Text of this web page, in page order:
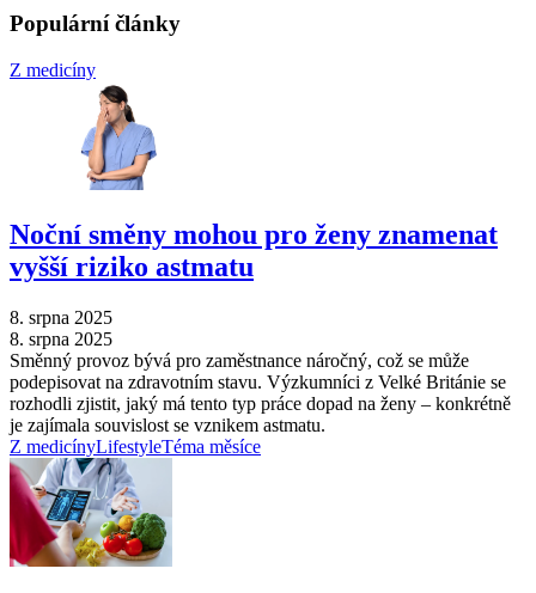
Populární články
Z medicíny
Noční směny mohou pro ženy znamenat
vyšší riziko astmatu
8. srpna 2025
8. srpna 2025
Směnný provoz bývá pro zaměstnance náročný, což se může
podepisovat na zdravotním stavu. Výzkumníci z Velké Británie se
rozhodli zjistit, jaký má tento typ práce dopad na ženy –⁠ konkrétně
je zajímala souvislost se vznikem astmatu.
Z medicínyLifestyleTéma měsíce